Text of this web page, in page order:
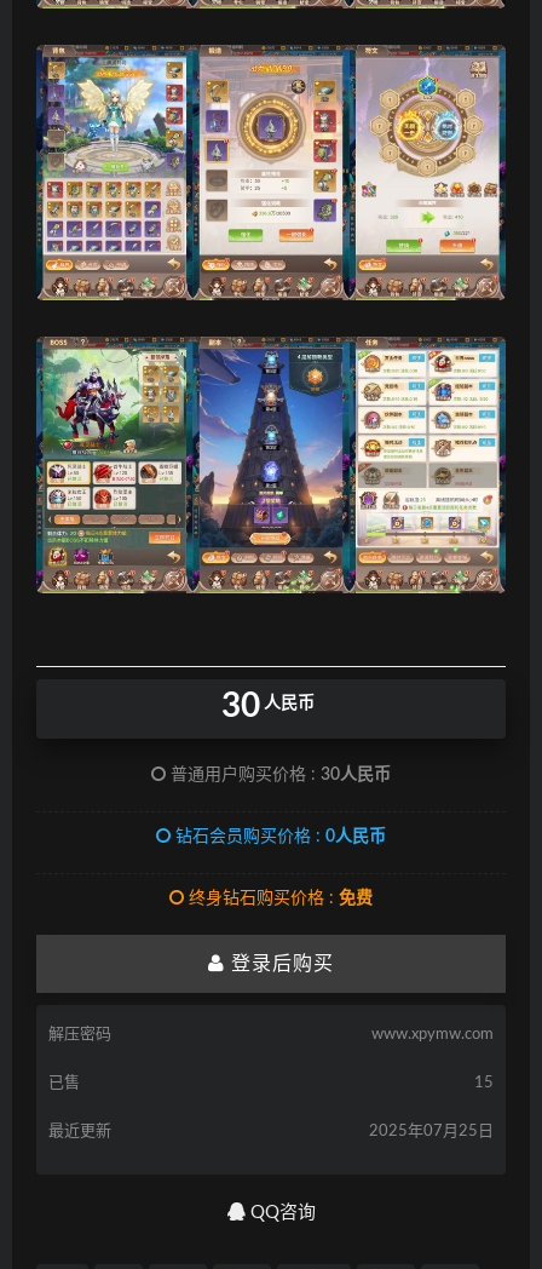
30 人民币
普通用户购买价格 : 30人民币
钻石会员购买价格 : 0人民币
终身钻石购买价格 : 免费
登录后购买
解压密码 www.xpymw.com
已售 15
最近更新 2025年07月25日
QQ咨询